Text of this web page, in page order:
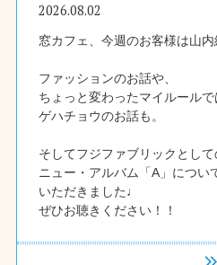
2026.08.02
窓カフェ、今週のお客様は山
ファッションのお話や、
ちょっと変わったマイルール
ゲハチョウのお話も。
そしてフジファブリックとして
ニュー・アルバム「A」につい
いただきました♩
ぜひお聴きください！！